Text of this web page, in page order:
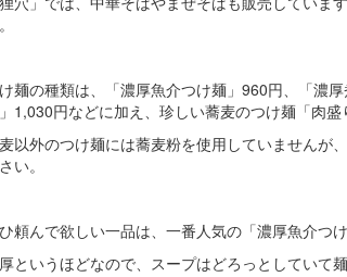
麺の種類は、「濃厚魚介つけ麺」960円、「濃
1,030円などに加え、珍しい蕎麦のつけ麺「肉
以外のつけ麺には蕎麦粉を使用していませんが
い。
頼んで欲しい一品は、一番人気の「濃厚魚介つけ
というほどなので、スープはどろっとしていて